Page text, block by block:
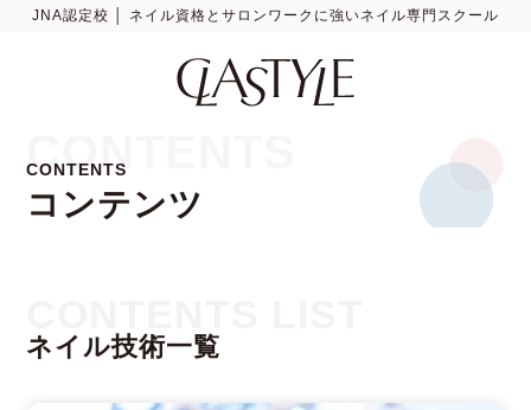
JNA認定校 │ ネイル資格とサロンワークに強いネイル専門スクール
CONTENTS
コンテンツ
CONTENTS
ネイル技術一覧